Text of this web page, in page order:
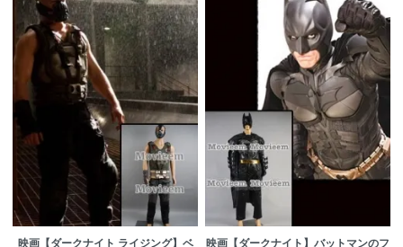
映画【ダークナイト ライジング】ベ
映画【ダークナイト】バットマンのフ